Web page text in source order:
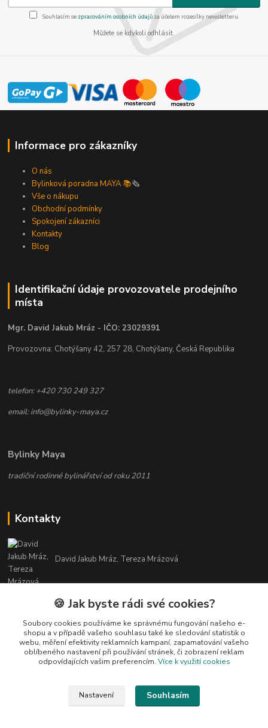
Souhlasím se zpracováním osobních údajůza účelem rozesílky newsletteru.
Můžete se kdykoli odhlásit.
Informace pro zákazníky
O nás
Bylinková poradna MAYA 📚🗞️
Vše o nákupu
Obchodní podmínky
Spokojení zákazníci
Kontakty
Blog
Identifikační údaje provozovatele prodejního
místa
Mgr. David Jakub Mráz - IČO: 23029391
Provozovna: Chotýšany 42, 257 28, Chotýšany, Česká Republika
telefon: +420 730 249 327
email: info@bylinky-maya.cz
Bylinky Maya
tradiční rodinné bylinářství od roku 2011
Kontakty
David Jakub Mráz, Tereza Mrázová
info@bylinky-maya.cz
🍪 Jak byste rádi své cookies?
Soubory cookies používáme ke správnému fungování našeho e-
shopu a v případě vašeho souhlasu také ke sledování statistik o
webu, měření efektivity reklamních kampaní, zapamatování vašeho
oblíbeného nastavení při používání stránek, či zobrazení reklam
odpovídajících vašim preferencím. Více k využití cookies
Nastavení Souhlasím